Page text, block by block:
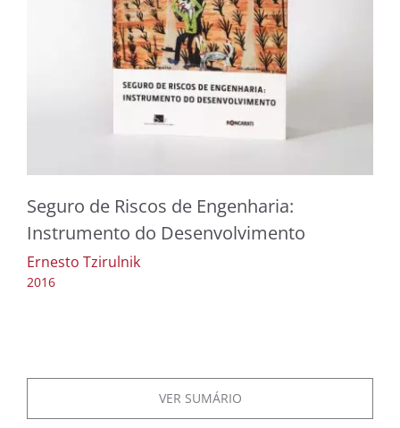
Seguro de Riscos de Engenharia:
Instrumento do Desenvolvimento
Ernesto Tzirulnik
2016
VER SUMÁRIO